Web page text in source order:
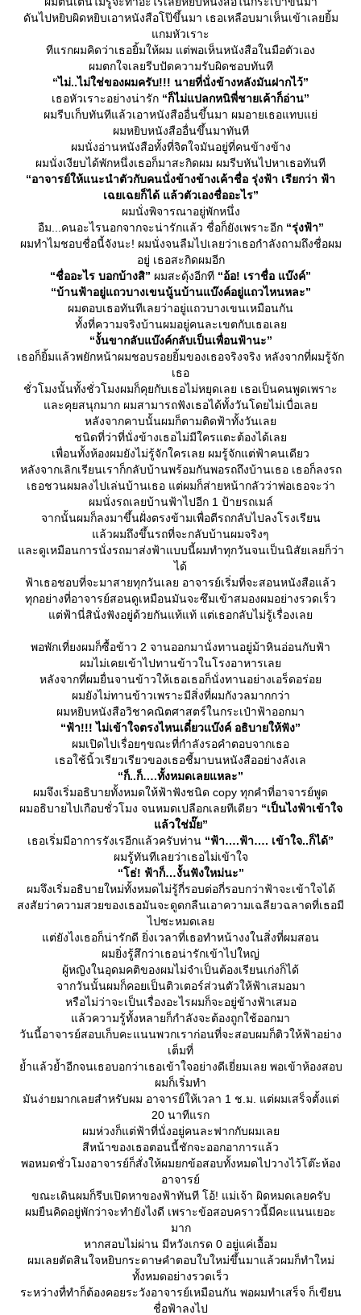
ดันไปหยิบผิดหยิบเอาหนังสือโป๊ขึ้นมา เธอเหลือบมาเห็นเข้าเลยยิ้ม
กมหัวเราะ
ทีแรกผมคิดว่าเธอยิ้มให้ผม แต่พอเห็นหนังสือในมือตัวเอง
ผมตกใจเลยรีบปัดความรับผิดชอบทันที
“ไม่..ไม่ใช่ของผมครับ!!! นายที่นั่งข้างหลังมันฝากไว้”
เธอหัวเราะอย่างน่ารัก “ก็ไม่แปลกหนิพี่ชายเค้าก็อ่าน”
ผมรีบเก็บทันทีแล้วเอาหนังสืออื่นขึ้นมา ผมอายเธอแทบแย่
ผมหยิบหนังสืออื่นขึ้นมาทันที
ผมนั่งอ่านหนังสือทั้งที่จิตใจมันอยู่ที่คนข้างข้าง
ผมนั่งเงียบได้พักหนึ่งเธอก็มาสะกิดผม ผมรีบหันไปหาเธอทันที
“อาจารย์ให้แนะนำตัวกับคนนั่งข้างข้างเค้าชื่อ รุ่งฟ้า เรียกว่า ฟ้า
เฉยเฉยก็ได้ แล้วตัวเองชื่ออะไร”
ผมนั่งพิจารณาอยู่พักหนึ่ง
อืม...คนอะไรนอกจากจะน่ารักแล้ว ชื่อก็ยังเพราะอีก “รุ่งฟ้า”
ผมทำไมชอบชื่อนี้จังนะ! ผมนั่งจนลืมไปเลยว่าเธอกำลังถามถึงชื่อผม
อยู่ เธอสะกิดผมอีก
“ชื่ออะไร บอกบ้างสิ” ผมสะดุ้งอีกที “อ้อ! เราชื่อ แบ๊งค์”
“บ้านฟ้าอยู่แถวบางเขนนู้นบ้านแบ๊งค์อยู่แถวไหนหละ”
ผมตอบเธอทันทีเลยว่าอยู่แถวบางเขนเหมือนกัน
ทั้งที่ความจริงบ้านผมอยู่คนละเขตกับเธอเล
“งั้นขากลับแบ๊งค์กลับเป็นเพื่อนฟ้านะ”
เธอก็ยิ้มแล้วพยักหน้าผมชอบรอยยิ้มของเธอจริงจริง หลังจากที่ผมรู้จัก
เธอ
ชั่วโมงนั้นทั้งชั่วโมงผมก็คุยกับเธอไม่หยุดเลย เธอเป็นคนพูดเพราะ
ละคุยสนุกมาก ผมสามารถฟังเธอได้ทั้งวันโดยไม่เบื่อเล
หลังจากคาบนั้นผมก็ตามติดฟ้าทั้งวันเล
ชนิดที่ว่าที่นั่งข้างเธอไม่มีใครแตะต้องได้เล
เพื่อนทั้งห้องผมยังไม่รู้จักใครเลย ผมรู้จักแต่ฟ้าคนเดียว
หลังจากเลิกเรียนเราก็กลับบ้านพร้อมกันพอรถถึงบ้านเธอ เธอก็ลงรถ
เธอชวนผมลงไปเล่นบ้านเธอ แต่ผมก็ส่ายหน้ากลัวว่าพ่อเธอจะว่า
ผมนั่งรถเลยบ้านฟ้าไปอีก 1 ป้ายรถเมล์
จากนั้นผมก็ลงมาขึ้นฝั่งตรงข้ามเพื่อตีรถกลับไปลงโรงเรียน
ล้วผมถึงขึ้นรถที่จะกลับบ้านผมจริงๆ
ละดูเหมือนการนั่งรถมาส่งฟ้าแบบนี้ผมทำทุกวันจนเป็นนิสัยเลยก็ว่า
ได้
ฟ้าเธอชอบที่จะมาสายทุกวันเลย อาจารย์เริ่มที่จะสอนหนังสือแล้ว
ทุกอย่างที่อาจารย์สอนดูเหมือนมันจะซึมเข้าสมองผมอย่างรวดเร็ว
ต่ฟ้านี่สินั่งฟังอยู่ด้วยกันแท้แท้ แต่เธอกลับไม่รู้เรื่องเล
พอพักเที่ยงผมก็ซื้อข้าว 2 จานออกมานั่งทานอยู่ม้าหินอ่อนกับฟ้า
ผมไม่เคยเข้าไปทานข้าวในโรงอาหารเล
หลังจากที่ผมยื่นจานข้าวให้เธอเธอก็นั่งทานอย่างเอร็ดอร่อ
ผมยังไม่ทานข้าวเพราะมีสิ่งที่ผมกังวลมากกว่า
ผมหยิบหนังสือวิชาคณิตศาสตร์ในกระเป๋าฟ้าออกมา
“ฟ้า!!! ไม่เข้าใจตรงไหนเดี๋ยวแบ๊งค์ อธิบายให้ฟัง”
ผมเปิดไปเรื่อยๆขณะที่กำลังรอคำตอบจากเธอ
เธอใช้นิ้วเรียวเรียวของเธอชี้มาบนหนังสืออย่างลังเล
“ก็..ก็….ทั้งหมดเลยแหละ”
ผมจึงเริ่มอธิบายทั้งหมดให้ฟ้าฟังชนิด copy ทุกคำที่อาจารย์พูด
ผมอธิบายไปเกือบชั่วโมง จนหมดเปลือกเลยทีเดียว “เป็นไงฟ้าเข้าใจ
ล้วใช่มั๊ย”
เธอเริ่มมีอาการรังเรอีกแล้วครับท่าน “ฟ้า….ฟ้า…. เข้าใจ..ก็ได้”
ผมรู้ทันทีเลยว่าเธอไม่เข้าใจ
“โธ่! ฟ้าก็…งั้นฟังใหม่นะ”
ผมจึงเริ่มอธิบายใหม่ทั้งหมดไม่รู้กี่รอบต่อกี่รอบกว่าฟ้าจะเข้าใจได้
สงสัยว่าความสวยของเธอมันจะดูดกลืนเอาความเฉลียวฉลาดที่เธอมี
ไปซะหมดเล
ต่ยังไงเธอก็น่ารักดี ยิ่งเวลาที่เธอทำหน้างงในสิ่งที่ผมสอน
ผมยิ่งรู้สึกว่าเธอน่ารักเข้าไปใหญ่
ผู้หญิงในอุดมคติของผมไม่จำเป็นต้องเรียนเก่งก็ได้
จากวันนั้นผมก็คอยเป็นติวเตอร์ส่วนตัวให้ฟ้าเสมอมา
หรือไม่ว่าจะเป็นเรื่องอะไรผมก็จะอยู่ข้างฟ้าเสมอ
ล้วความรู้ทั้งหลายก็กำลังจะต้องถูกใช้ออกมา
วันนี้อาจารย์สอบเก็บคะแนนพวกเราก่อนที่จะสอบผมก็ติวให้ฟ้าอย่าง
เต็มที่
้ำแล้วย้ำอีกจนเธอบอกว่าเธอเข้าใจอย่างดีเยี่ยมเลย พอเข้าห้องสอบ
ผมก็เริ่มทำ
มันง่ายมากเลยสำหรับผม อาจารย์ให้เวลา 1 ช.ม. แต่ผมเสร็จตั้งแต่
20 นาทีแรก
ผมห่วงก็แต่ฟ้าที่นั่งอยู่คนละฟากกับผมเล
สีหน้าของเธอตอนนี้ชักจะออกอาการแล้ว
พอหมดชั่วโมงอาจารย์ก็สั่งให้ผมยกข้อสอบทั้งหมดไปวางไว้โต๊ะห้อง
อาจารย์
ขณะเดินผมก็รีบเปิดหาของฟ้าทันที โอ้! แม่เจ้า ผิดหมดเลยครับ
ผมยืนคิดอยู่พักว่าจะทำยังไงดี เพราะข้อสอบคราวนี้มีคะแนนเยอะ
มาก
หากสอบไม่ผ่าน มีหวังเกรด 0 อยู่แค่เอื้อม
ผมเลยตัดสินใจหยิบกระดาษคำตอบใบใหม่ขึ้นมาแล้วผมก็ทำใหม่
ทั้งหมดอย่างรวดเร็ว
ระหว่างทื่ทำก็ต้องคอยระวังอาจารย์เหมือนกัน พอผมทำเสร็จ ก็เขียน
ชื่อฟ้าลงไป